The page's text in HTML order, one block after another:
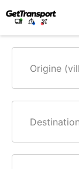
Origine